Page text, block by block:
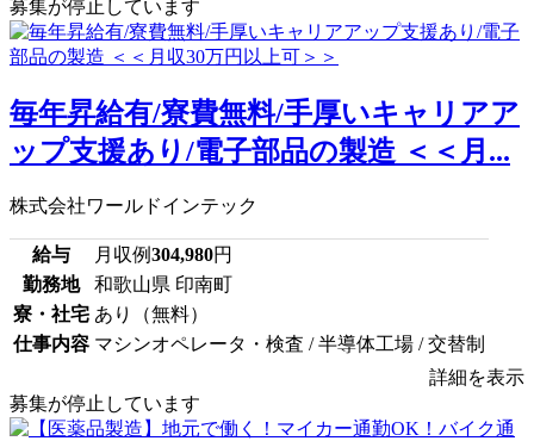
募集が停止しています
毎年昇給有/寮費無料/手厚いキャリアア
ップ支援あり/電子部品の製造 ＜＜月...
株式会社ワールドインテック
給与 月収例304,980円
勤務地
和歌山県 印南町
寮・社宅 あり（無料）
仕事内容 マシンオペレータ・検査 / 半導体工場 / 交替制
詳細を表示
募集が停止しています